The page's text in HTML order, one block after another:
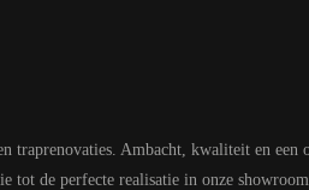
traprenovaties. Ambacht, kwaliteit en een
tot de perfecte realisatie in onze